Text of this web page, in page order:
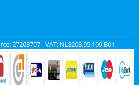
27263707 - VAT: NL8203.95.109.B01